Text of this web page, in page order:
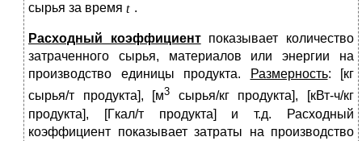
сырья за время
.
Расходный коэффициентпоказывает количество
затраченного сырья, материалов или энергии на
производство единицы продукта.
Размерность: [кг
сырья/т продукта], [м3 сырья/кг продукта], [кВт-ч/кг
продукта], [Гкал/т продукта] и т.д. Расходный
коэффициент показывает затраты на производство